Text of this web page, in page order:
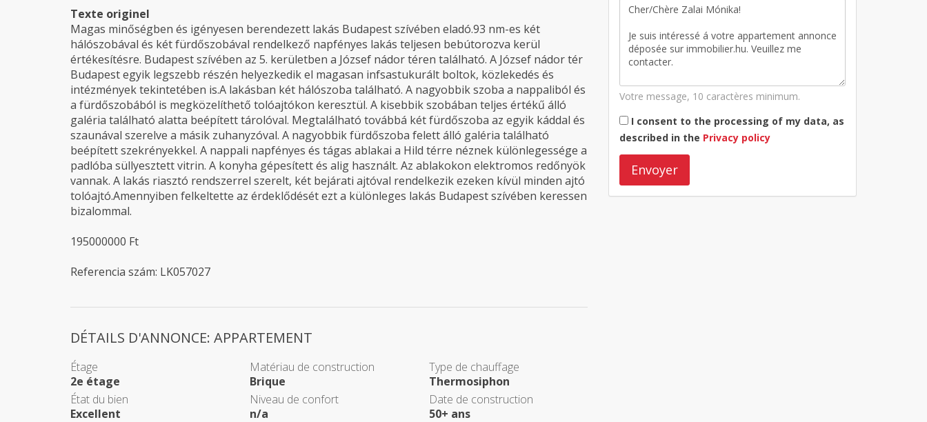
Votre message, 10 caractères minimum.
I consent to the processing of my data, as
described in the Privacy policy
Envoyer
Texte originel
Magas minőségben és igényesen berendezett lakás Budapest szívében eladó.93 nm-es két
hálószobával és két fürdőszobával rendelkező napfényes lakás teljesen bebútorozva kerül
értékesítésre. Budapest szívében az 5. kerületben a József nádor téren található. A József nádor tér
Budapest egyik legszebb részén helyezkedik el magasan infsastukurált boltok, közlekedés és
intézmények tekintetében is.A lakásban két hálószoba található. A nagyobbik szoba a nappaliból és
a fürdőszobából is megközelíthető tolóajtókon keresztül. A kisebbik szobában teljes értékű álló
galéria található alatta beépített tárolóval. Megtalálható továbbá két fürdőszoba az egyik káddal és
szaunával szerelve a másik zuhanyzóval. A nagyobbik fürdőszoba felett álló galéria található
beépített szekrényekkel. A nappali napfényes és tágas ablakai a Hild térre néznek különlegessége a
padlóba süllyesztett vitrin. A konyha gépesített és alig használt. Az ablakokon elektromos redőnyök
vannak. A lakás riasztó rendszerrel szerelt, két bejárati ajtóval rendelkezik ezeken kívül minden ajtó
tolóajtó.Amennyiben felkeltette az érdeklődését ezt a különleges lakás Budapest szívében keressen
bizalommal.
195000000 Ft
Referencia szám: LK057027
DÉTAILS D'ANNONCE: APPARTEMENT
Étage
2e étage
Matériau de construction
Brique
Type de chauffage
Thermosiphon
État du bien
Excellent
Niveau de confort
n/a
Date de construction
50+ ans